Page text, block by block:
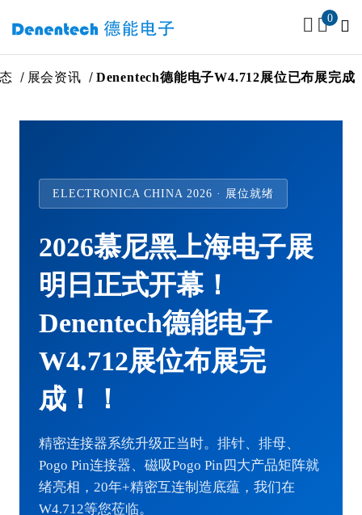
0
展会资讯 Denentech德能电子W4.712展位已布展完成
ELECTRONICA CHINA 2026 · 展位就绪
2026慕尼黑上海电子展
明日正式开幕！
Denentech德能电子
W4.712展位布展完
成！！
精密连接器系统升级正当时。排针、排母、
Pogo Pin连接器、磁吸Pogo Pin四大产品矩阵就
绪亮相，20年+精密互连制造底蕴，我们在
W4.712等您莅临。